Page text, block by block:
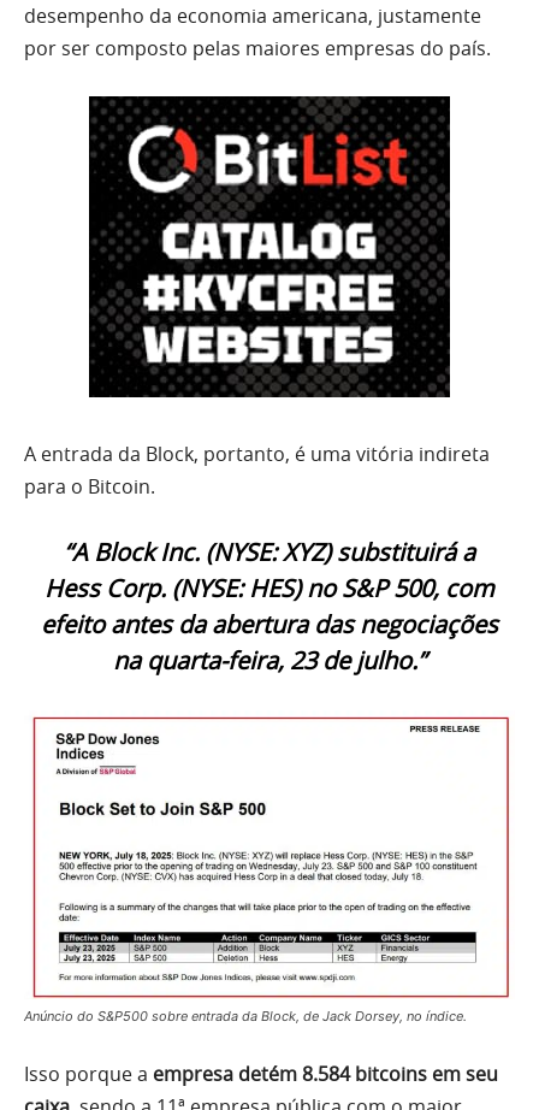
desempenho da economia americana, justamente
por ser composto pelas maiores empresas do país.
A entrada da Block, portanto, é uma vitória indireta
para o Bitcoin.
“A Block Inc. (NYSE: XYZ) substituirá a
Hess Corp. (NYSE: HES) no S&P 500, com
efeito antes da abertura das negociações
na quarta-feira, 23 de julho.”
Anúncio do S&P500 sobre entrada da Block, de Jack Dorsey, no índice.
Isso porque a empresa detém 8.584 bitcoins em seu